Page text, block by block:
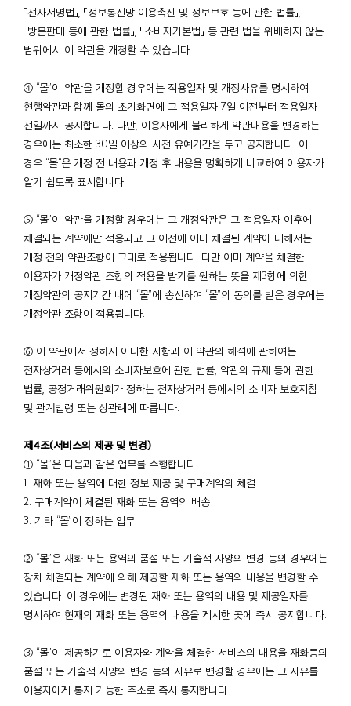
「전자서명법」, 「정보통신망 이용촉진 및 정보보호 등에 관한 법률」,
「방문판매 등에 관한 법률」, 「소비자기본법」 등 관련 법을 위배하지 않는
범위에서 이 약관을 개정할 수 있습니다.
④ “몰”이 약관을 개정할 경우에는 적용일자 및 개정사유를 명시하여
현행약관과 함께 몰의 초기화면에 그 적용일자 7일 이전부터 적용일자
전일까지 공지합니다. 다만, 이용자에게 불리하게 약관내용을 변경하는
경우에는 최소한 30일 이상의 사전 유예기간을 두고 공지합니다. 이
경우 “몰“은 개정 전 내용과 개정 후 내용을 명확하게 비교하여 이용자가
알기 쉽도록 표시합니다.
⑤ “몰”이 약관을 개정할 경우에는 그 개정약관은 그 적용일자 이후에
체결되는 계약에만 적용되고 그 이전에 이미 체결된 계약에 대해서는
개정 전의 약관조항이 그대로 적용됩니다. 다만 이미 계약을 체결한
이용자가 개정약관 조항의 적용을 받기를 원하는 뜻을 제3항에 의한
개정약관의 공지기간 내에 “몰”에 송신하여 “몰”의 동의를 받은 경우에는
개정약관 조항이 적용됩니다.
⑥ 이 약관에서 정하지 아니한 사항과 이 약관의 해석에 관하여는
전자상거래 등에서의 소비자보호에 관한 법률, 약관의 규제 등에 관한
법률, 공정거래위원회가 정하는 전자상거래 등에서의 소비자 보호지침
및 관계법령 또는 상관례에 따릅니다.
제4조(서비스의 제공 및 변경)
① “몰”은 다음과 같은 업무를 수행합니다.
1. 재화 또는 용역에 대한 정보 제공 및 구매계약의 체결
2. 구매계약이 체결된 재화 또는 용역의 배송
3. 기타 “몰”이 정하는 업무
② “몰”은 재화 또는 용역의 품절 또는 기술적 사양의 변경 등의 경우에는
장차 체결되는 계약에 의해 제공할 재화 또는 용역의 내용을 변경할 수
있습니다. 이 경우에는 변경된 재화 또는 용역의 내용 및 제공일자를
명시하여 현재의 재화 또는 용역의 내용을 게시한 곳에 즉시 공지합니다.
③ “몰”이 제공하기로 이용자와 계약을 체결한 서비스의 내용을 재화등의
품절 또는 기술적 사양의 변경 등의 사유로 변경할 경우에는 그 사유를
이용자에게 통지 가능한 주소로 즉시 통지합니다.